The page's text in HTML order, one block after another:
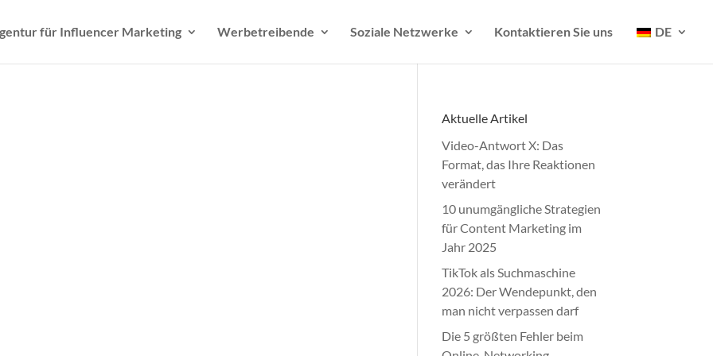
für Influencer Marketing Werbetreibende Soziale Netzwerke Kontaktieren Sie uns DE
Aktuelle Artikel
Video-Antwort X: Das
Format, das Ihre Reaktionen
verändert
10 unumgängliche Strategien
für Content Marketing im
Jahr 2025
TikTok als Suchmaschine
2026: Der Wendepunkt, den
man nicht verpassen darf
Die 5 größten Fehler beim